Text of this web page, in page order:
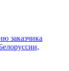
заказчика